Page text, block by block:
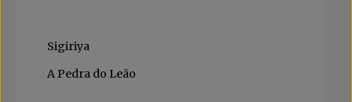
Sigiriya
A Pedra do Leão